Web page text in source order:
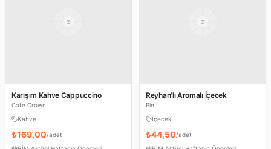
Karışım Kahve Cappuccino
Cafe Crown
Kahve
₺169,00/adet
Reyhan'lı Aromalı İçecek
Pin
İçecek
₺44,50/adet